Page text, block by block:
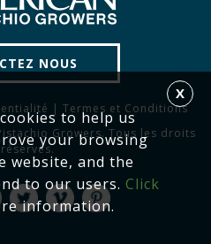
NOUS
| Termes et Conditions
Growers. Tous les droits
X
to help us
your browsing
website, and the
to our users. Click
information.